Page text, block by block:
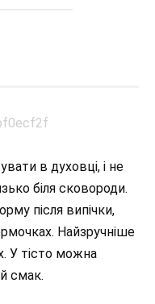
в духовці, і не
біля сковороди.
після випічки,
Найзручніше
У тісто можна
смак.